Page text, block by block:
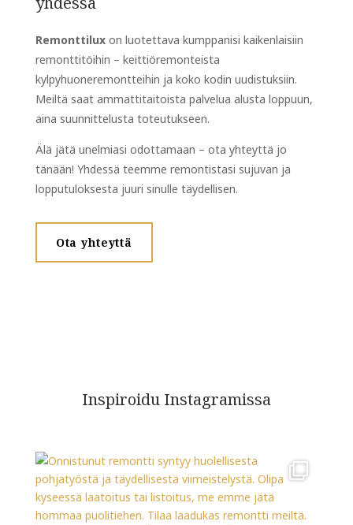
Remonttiluxon luotettava kumppanisi kaikenlaisiin
remonttitöihin – keittiöremonteista
kylpyhuoneremontteihin ja koko kodin uudistuksiin.
Meiltä saat ammattitaitoista palvelua alusta loppuun,
aina suunnittelusta toteutukseen.
Älä jätä unelmiasi odottamaan – ota yhteyttä jo
tänään! Yhdessä teemme remontistasi sujuvan ja
lopputuloksesta juuri sinulle täydellisen.
Ota yhteyttä
Inspiroidu Instagramissa